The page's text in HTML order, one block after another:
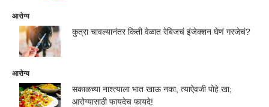
आरोग्य
कुत्रा चावल्यानंतर किती वेळात रेबिजचं इंजेक्शन घेणं गरजेचं?
आरोग्य
सकाळच्या नाश्त्याला भात खाऊ नका, त्याऐवजी पोहे खा;
आरोग्यासाठी फायदेच फायदे!